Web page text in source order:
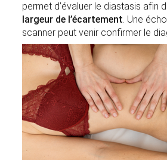
permet d’évaluer le diastasis afin
largeur de l’écartement. Une
scanner peut venir confirmer le